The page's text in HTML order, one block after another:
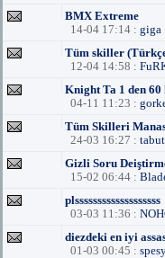
BMX Extreme
14-04 17:14 : giga
Tüm skiller
12-04 14:58 :
Knight Ta 1 den
04-11 11:23 :
Tüm Skilleri
24-03 16:27 :
Gizli Soru
15-02 06:44 :
plsssssssssssssssssss
03-03 11:36 :
diezdeki en iyi
01-03 00:45 :